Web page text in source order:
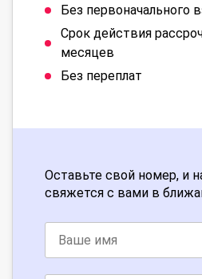
Без первоначального
Срок действия
месяцев
Без переплат
Оставьте свой номер, и
свяжется с вами в